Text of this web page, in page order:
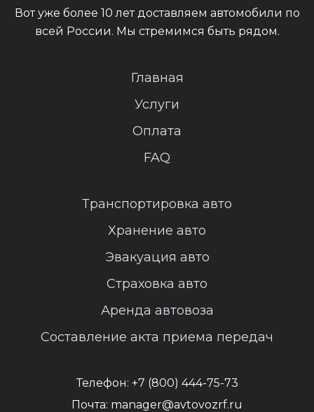
Вот уже более 10 лет доставляем автомобили по
всей России. Мы стремимся быть рядом.
Главная
Услуги
Оплата
FAQ
Транспортировка авто
Хранение авто
Эвакуация авто
Страховка авто
Аренда автовоза
Составление акта приема передач
Телефон: +7 (800) 444-75-73
Почта: manager@avtovozrf.ru